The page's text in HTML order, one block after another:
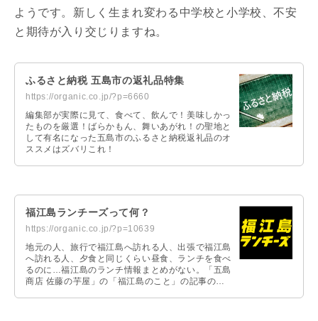
ようです。新しく生まれ変わる中学校と小学校、不安
と期待が入り交じりますね。
ふるさと納税 五島市の返礼品特集
https://organic.co.jp/?p=6660
編集部が実際に見て、食べて、飲んで！美味しかっ
たものを厳選！ばらかもん、舞いあがれ！の聖地と
して有名になった五島市のふるさと納税返礼品のオ
ススメはズバリこれ！
福江島ランチーズって何？
https://organic.co.jp/?p=10639
地元の人、旅行で福江島へ訪れる人、出張で福江島
へ訪れる人、夕食と同じくらい昼食、ランチを食べ
るのに…福江島のランチ情報まとめがない。「五島
商店 佐藤の芋屋」の「福江島のこと」の記事の中